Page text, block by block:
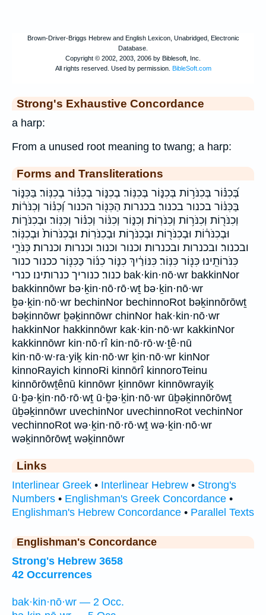
Strong's Exhaustive Concordance
a harp:
From a unused root meaning to twang; a harp:
Forms and Transliterations
בְּ֝כִנּ֗וֹר בְּכִנֹּר֥וֹת בְּכִנּ֑וֹר בְּכִנּֽוֹר׃ בְכִנּ֑וֹר בְכִנּ֗וֹר בְכִנּֽוֹר׃ בַּכִּנּ֑וֹר
בַּכִּנּ֔וֹר בכנור בכנור׃ בכנרות הַכִּנּ֖וֹר הכנור וְ֝כִנּ֗וֹר וְכִנֹּר֔וֹת
וְכִנֹּר֖וֹת וְכִנֹּר֥וֹת וְכִנֹּרֽוֹת׃ וְכִנּ֑וֹר וְכִנּ֔וֹר וְכִנּ֗וֹר וְכִנּֽוֹר׃ וּבְכִנֹּר֑וֹת
וּבְכִנֹּר֔וֹת וּבְכִנֹּר֖וֹת וּבְכִנֹּר֤וֹת וּבְכִנֹּרֽוֹת׃ וּבְכִנֹּרוֹת֙ וּבְכִנּֽוֹר׃
ובכנור׃ ובכנרות ובכנרות׃ וכנור וכנור׃ וכנרות וכנרות׃ כִּנֹּרִ֑י
כִּנֹּרוֹתֵֽינוּ׃ כִּנּ֖וֹר כִּנּֽוֹר׃ כִּנּוֹרַ֔יִךְ כִנּ֛וֹר כִנּ֜וֹר כַּכִּנּ֖וֹר ככנור כנור
כנור׃ כנוריך כנרותינו׃ כנרי bak·kin·nō·wr bakkinNor
bakkinnōwr bə·ḵin·nō·rō·wṯ bə·ḵin·nō·wr
ḇə·ḵin·nō·wr bechinNor bechinnoRot bəḵinnōrōwṯ
bəḵinnōwr ḇəḵinnōwr chinNor hak·kin·nō·wr
hakkinNor hakkinnōwr kak·kin·nō·wr kakkinNor
kakkinnōwr kin·nō·rî kin·nō·rō·w·ṯê·nū
kin·nō·w·ra·yiḵ kin·nō·wr ḵin·nō·wr kinNor
kinnoRayich kinnoRi kinnōrî kinnoroTeinu
kinnōrōwṯênū kinnōwr ḵinnōwr kinnōwrayiḵ
ū·ḇə·ḵin·nō·rō·wṯ ū·ḇə·ḵin·nō·wr ūḇəḵinnōrōwṯ
ūḇəḵinnōwr uvechinNor uvechinnoRot vechinNor
vechinnoRot wə·ḵin·nō·rō·wṯ wə·ḵin·nō·wr
wəḵinnōrōwṯ wəḵinnōwr
Links
Interlinear Greek • Interlinear Hebrew • Strong's
Numbers • Englishman's Greek Concordance •
Englishman's Hebrew Concordance • Parallel Texts
Englishman's Concordance
Strong's Hebrew 3658
42 Occurrences
bak·kin·nō·wr — 2 Occ.